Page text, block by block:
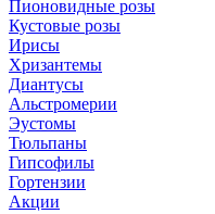
Пионовидные розы
Кустовые розы
Ирисы
Хризантемы
Диантусы
Альстромерии
Эустомы
Тюльпаны
Гипсофилы
Гортензии
Акции